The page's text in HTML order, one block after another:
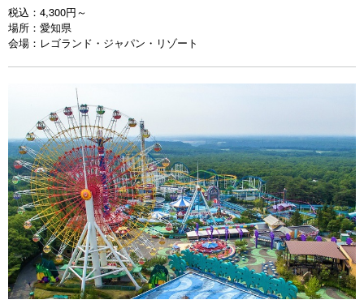
税込： 4,300円～
場所： 愛知県
会場： レゴランド・ジャパン・リゾート